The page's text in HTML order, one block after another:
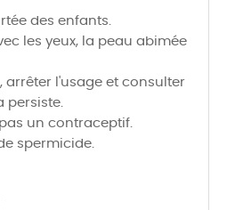
des enfants.
les yeux, la peau abimée
arrêter l'usage et consulter
persiste.
un contraceptif.
spermicide.